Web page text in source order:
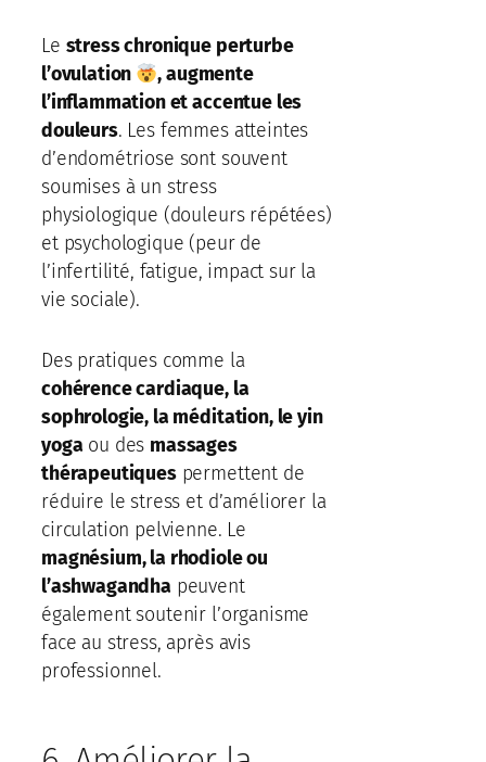
Le stress chronique perturbe
l’ovulation
, augmente
l’inflammation et accentue les
douleurs. Les femmes atteintes
d’endométriose sont souvent
soumises à un stress
physiologique (douleurs répétées)
et psychologique (peur de
l’infertilité, fatigue, impact sur la
vie sociale).
Des pratiques comme la
cohérence cardiaque, la
sophrologie, la méditation, le yin
yoga ou des massages
thérapeutiquespermettent de
réduire le stress et d’améliorer la
circulation pelvienne. Le
magnésium, la rhodiole ou
l’ashwagandha peuvent
également soutenir l’organisme
face au stress, après avis
professionnel.